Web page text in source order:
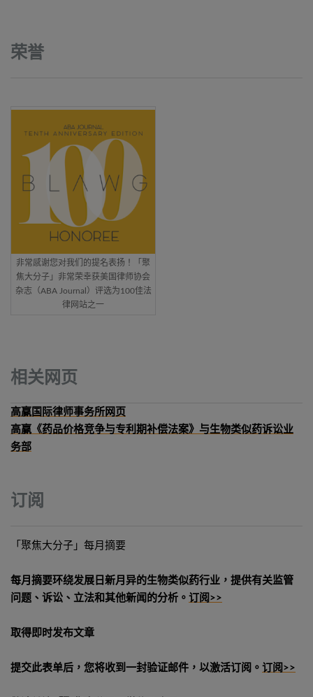
荣誉
非常感谢您对我们的提名表扬！「聚
焦大分子」非常荣幸获美国律师协会
杂志（ABA Journal）评选为100佳法
律网站之一
相关网页
高赢国际律师事务所网页
高赢《药品价格竞争与专利期补偿法案》与生物类似药诉讼业
务部
订阅
「聚焦大分子」每月摘要
每月摘要环绕发展日新月异的生物类似药行业，提供有关监管
问题、诉讼、立法和其他新闻的分析。 订阅>>
取得即时发布文章
提交此表单后，您将收到一封验证邮件，以激活订阅。 订阅>>